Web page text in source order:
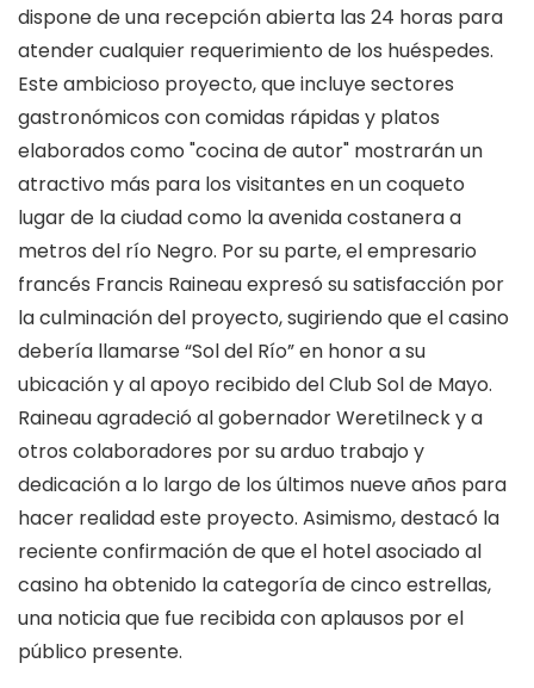
dispone de una recepción abierta las 24 horas para
atender cualquier requerimiento de los huéspedes.
Este ambicioso proyecto, que incluye sectores
gastronómicos con comidas rápidas y platos
elaborados como "cocina de autor" mostrarán un
atractivo más para los visitantes en un coqueto
lugar de la ciudad como la avenida costanera a
metros del río Negro. Por su parte, el empresario
francés Francis Raineau expresó su satisfacción por
la culminación del proyecto, sugiriendo que el casino
debería llamarse “Sol del Río” en honor a su
ubicación y al apoyo recibido del Club Sol de Mayo.
Raineau agradeció al gobernador Weretilneck y a
otros colaboradores por su arduo trabajo y
dedicación a lo largo de los últimos nueve años para
hacer realidad este proyecto. Asimismo, destacó la
reciente confirmación de que el hotel asociado al
casino ha obtenido la categoría de cinco estrellas,
una noticia que fue recibida con aplausos por el
público presente.